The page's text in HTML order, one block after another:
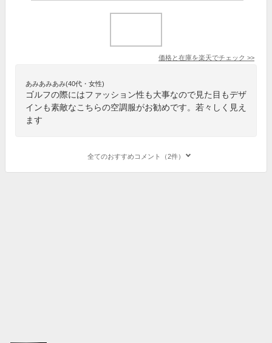
価格と在庫を楽天でチェック >>
あみあみあみ(40代・女性)
ゴルフの際にはファッション性も大事なので見た目もデザ
インも素敵なこちらの空調服がお勧めです。若々しく見え
ます
全てのおすすめコメント（2件）